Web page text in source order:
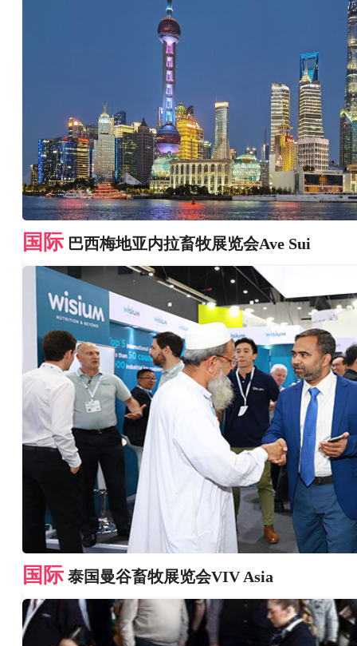
国际 巴西梅地亚内拉畜牧展览会Ave Sui
国际 泰国曼谷畜牧展览会VIV Asia